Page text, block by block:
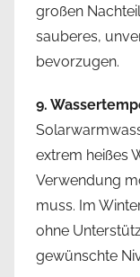
großen
sauberes,
bevorzugen.
9.
extrem heißes
Verwendung
muss. Im
ohne
gewünschte